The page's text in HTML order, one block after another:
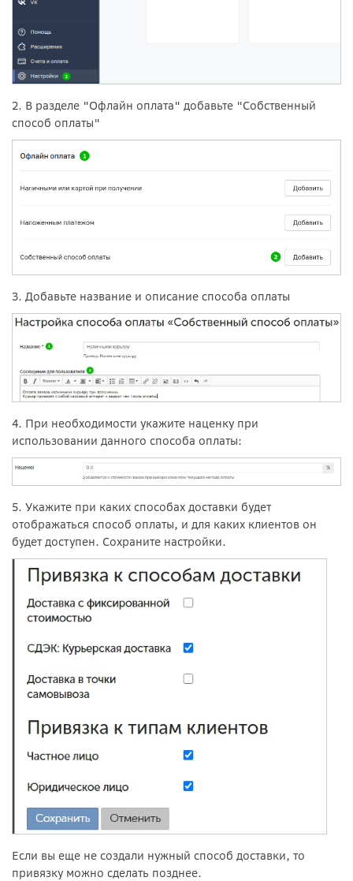
2. В разделе "Офлайн оплата" добавьте "Собственный
способ оплаты"
3. Добавьте название и описание способа оплаты
4. При необходимости укажите наценку при
использовании данного способа оплаты:
5. Укажите при каких способах доставки будет
отображаться способ оплаты, и для каких клиентов он
будет доступен. Сохраните настройки.
Если вы еще не создали нужный способ доставки, то
привязку можно сделать позднее.